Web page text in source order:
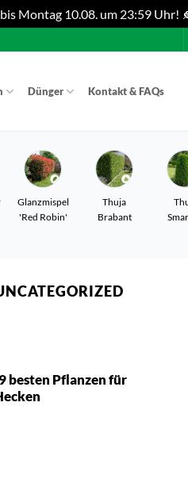
Montag 10.08. um 23:59 Uhr!
Dünger Kontakt & FAQs
Glanzmispel
'Red Robin'
Thuja
Brabant
besten Pflanzen für